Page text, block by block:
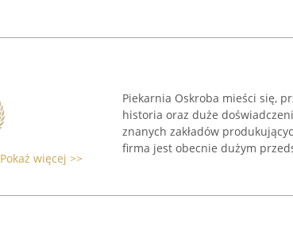
Pokaż więcej >>
Piekarnia Oskroba mieści się,
historia oraz duże
znanych zakładów
firma jest obecnie dużym